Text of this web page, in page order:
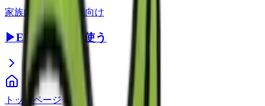
家族向け
介護職向け
▶EEFUL DBを使う
トップページ